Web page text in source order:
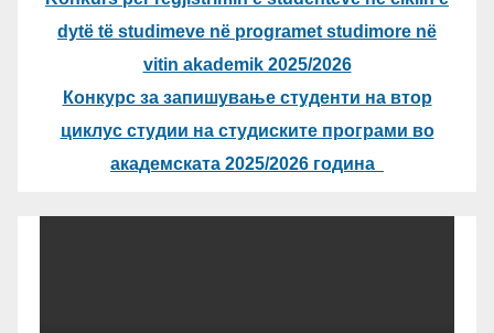
dytë të studimeve në programet studimore në
vitin akademik 2025/2026
Конкурс за запишување студенти на втор
циклус студии на студиските програми во
академската 2025/2026 година